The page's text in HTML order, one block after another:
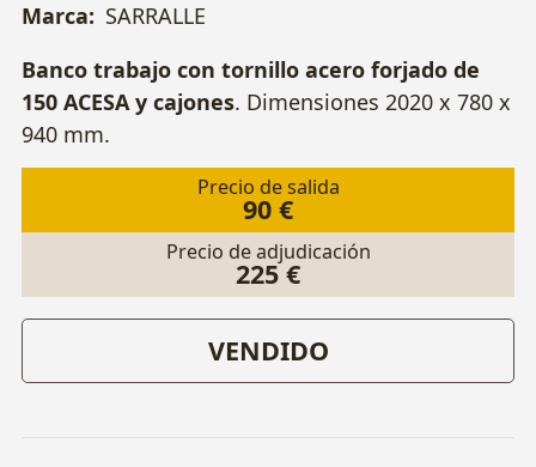
Marca: SARRALLE
Banco trabajo con tornillo acero forjado de
150 ACESA y cajones. Dimensiones 2020 x 780 x
940 mm.
Precio de salida
90 €
Precio de adjudicación
225 €
VENDIDO